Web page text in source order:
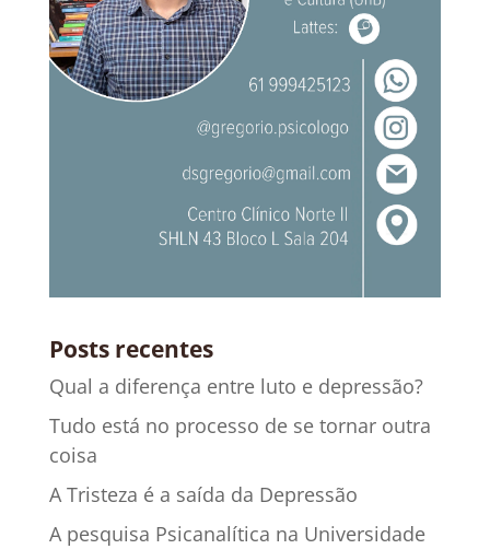
Posts recentes
Qual a diferença entre luto e depressão?
Tudo está no processo de se tornar outra
coisa
A Tristeza é a saída da Depressão
A pesquisa Psicanalítica na Universidade